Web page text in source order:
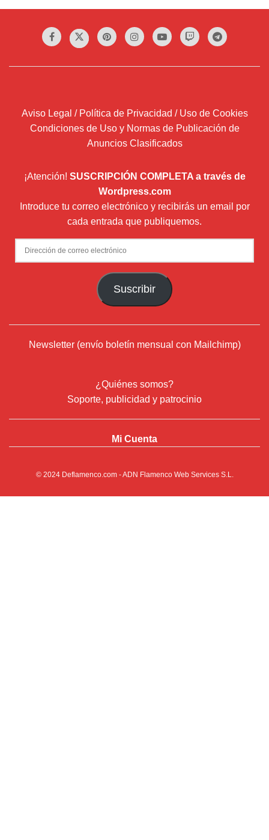
Aviso Legal / Política de Privacidad / Uso de Cookies
Condiciones de Uso y Normas de Publicación de
Anuncios Clasificados
¡Atención! SUSCRIPCIÓN COMPLETA a través de
Wordpress.com
Introduce tu correo electrónico y recibirás un email por
cada entrada que publiquemos.
Dirección
de
Suscribir
Newsletter (envío boletín mensual con Mailchimp)
¿Quiénes somos?
Soporte, publicidad y patrocinio
Mi Cuenta
© 2024 Deflamenco.com- ADN Flamenco Web Services S.L.